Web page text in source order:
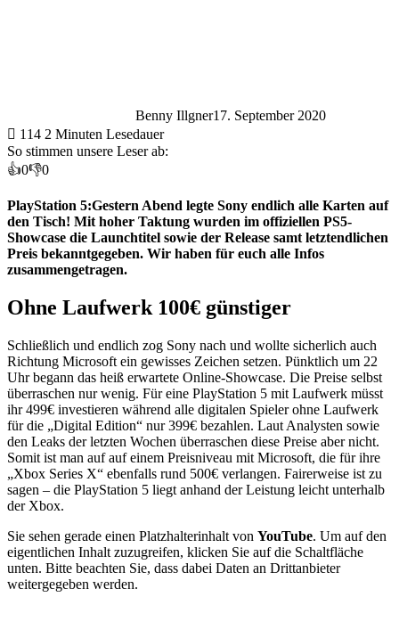
Benny Illgner17. September 2020
114 2 Minuten Lesedauer
So stimmen unsere Leser ab:
👍0👎0
PlayStation 5:Gestern Abend legte Sony endlich alle Karten auf
den Tisch! Mit hoher Taktung wurden im offiziellen PS5-
Showcase die Launchtitel sowie der Release samt letztendlichen
Preis bekanntgegeben. Wir haben für euch alle Infos
zusammengetragen.
Ohne Laufwerk 100€ günstiger
Schließlich und endlich zog Sony nach und wollte sicherlich auch
Richtung Microsoft ein gewisses Zeichen setzen. Pünktlich um 22
Uhr begann das heiß erwartete Online-Showcase. Die Preise selbst
überraschen nur wenig. Für eine PlayStation 5 mit Laufwerk müsst
ihr 499€ investieren während alle digitalen Spieler ohne Laufwerk
für die „Digital Edition“ nur 399€ bezahlen. Laut Analysten sowie
den Leaks der letzten Wochen überraschen diese Preise aber nicht.
Somit ist man auf auf einem Preisniveau mit Microsoft, die für ihre
„Xbox Series X“ ebenfalls rund 500€ verlangen. Fairerweise ist zu
sagen – die PlayStation 5 liegt anhand der Leistung leicht unterhalb
der Xbox.
Sie sehen gerade einen Platzhalterinhalt von YouTube. Um auf den
eigentlichen Inhalt zuzugreifen, klicken Sie auf die Schaltfläche
unten. Bitte beachten Sie, dass dabei Daten an Drittanbieter
weitergegeben werden.